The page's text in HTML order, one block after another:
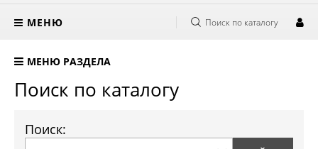
МЕНЮ Поиск по каталогу
МЕНЮ РАЗДЕЛА
Поиск по каталогу
Поиск: